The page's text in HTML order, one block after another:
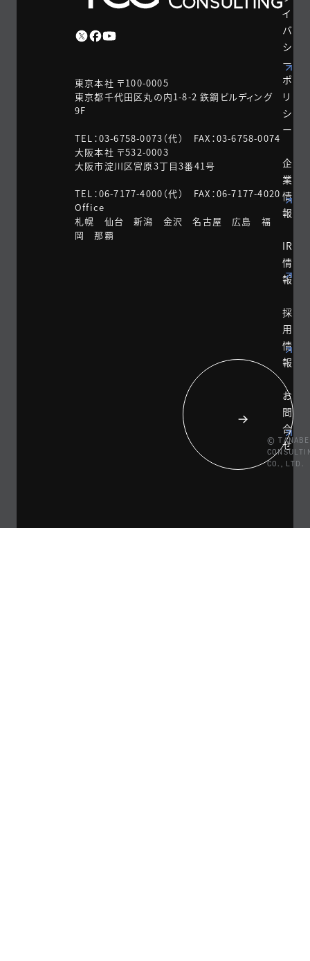
東京本社 〒100-0005
東京都千代田区丸の内1-8-2 鉃鋼ビルディング
9F
TEL：03-6758-0073（代） FAX：03-6758-0074
大阪本社 〒532-0003
大阪市淀川区宮原3丁目3番41号
TEL：06-7177-4000（代） FAX：06-7177-4020
Office
札幌 仙台 新潟 金沢 名古屋 広島 福
岡 那覇
イ
バ
シ
ー
ポ
リ
シ
ー
企
業
情
報
IR
情
報
採
用
情
報
お
問
合
せ
© TANABE
CO., LTD.